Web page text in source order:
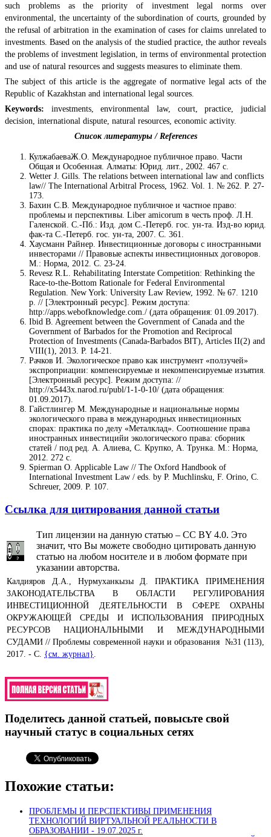
such problems as the priority of investment legal norms over
environmental, the uncertainty of the subordination of courts, grounded by
the refusal of arbitration in the examination of cases for claims unrelated to
investments. Based on the analysis of the studied practice, the author reveals
the problems of investment legislation, in terms of environmental protection
and use of natural resources and suggests measures to eliminate them.
The subject of this article is the aggregate of normative legal acts of the
Republic of Kazakhstan and international legal sources.
Keywords: investments, environmental law, court, practice, judicial
decision, international dispute, natural resources, economic activity.
Список литературы / References
КулжабаеваЖ.О. Международное публичное право. Части
Общая и Особенная. Алматы: Юрид. лит., 2002. 467 с.
Wetter J. Gills. The relations between international law and conflicts
law// The International Arbitral Process, 1962. Vol. 1. № 262. P. 27-
173.
Бахин С.В. Международное публичное и частное право:
проблемы и перспективы. Liber amicorum в честь проф. Л.Н.
Галенской. С.-Пб.: Изд. дом С.-Петерб. гос. ун-та. Изд-во юрид.
фак-та С.-Петерб. гос. ун-та, 2007. С. 361.
Хаусманн Райнер. Инвестиционные договоры с иностранными
инвесторами // Правовые аспекты инвестиционных договоров.
М.: Норма, 2012. С. 23-24.
Revesz R.L. Rehabilitating Interstate Competition: Rethinking the
Race-to-the-Bottom Rationale for Federal Environmental
Regulation. New York: University Law Review, 1992. № 67. 1210
р. // [Электронный ресурс]. Режим доступа:
http://apps.webofknowledge.com./ (дата обращения: 01.09.2017).
Ibid B. Agreement between the Government of Canada and the
Government of Barbados for the Promotion and Reciprocal
Protection of Investments (Canada-Barbados BIT), Articles II(2) and
VIII(1), 2013. Р. 14-21.
Рачков И. Экологическое право как инструмент «ползучей»
экспроприации: компенсируемые и некомпенсируемые изъятия.
[Электронный ресурс]. Режим доступа: //
http://x5443x.narod.ru/publ/1-1-0-10/ (дата обращения:
01.09.2017).
Гайстлингер М. Международные и национальные нормы
экологического права в международных инвестиционных
спорах: практика по делу «Металклад». Соотношение права
иностранных инвестицийи экологического права: сборник
статей / под ред. А. Алиева, С. Крупко, А. Трунка. М.: Норма,
2012. 272 с.
Spierman O. Applicable Law // The Oxford Handbook of
International Investment Law / eds. by P. Muchlinsku, F. Orino, C.
Schreuer, 2009. P. 107.
Ссылка для цитирования данной статьи
Тип лицензии на данную статью – CC BY 4.0. Это
значит, что Вы можете свободно цитировать данную
статью на любом носителе и в любом формате при
указании авторства.
Калдияров Д.А., Нурмуханкызы Д. ПРАКТИКА ПРИМЕНЕНИЯ
ЗАКОНОДАТЕЛЬСТВА В ОБЛАСТИ РЕГУЛИРОВАНИЯ
ИНВЕСТИЦИОННОЙ ДЕЯТЕЛЬНОСТИ В СФЕРЕ ОХРАНЫ
ОКРУЖАЮЩЕЙ СРЕДЫ И ИСПОЛЬЗОВАНИЯ ПРИРОДНЫХ
РЕСУРСОВ НАЦИОНАЛЬНЫМИ И МЕЖДУНАРОДНЫМИ
СУДАМИ // Проблемы современной науки и образования №31 (113),
2017. - С. {см. журнал}
Поделитесь данной статьей, повысьте свой
научный статус в социальных сетях
Похожие статьи:
ПРОБЛЕМЫ И ПЕРСПЕКТИВЫ ПРИМЕНЕНИЯ
ТЕХНОЛОГИЙ ВИРТУАЛЬНОЙ РЕАЛЬНОСТИ В
ОБРАЗОВАНИИ - 19.07.2025 г.